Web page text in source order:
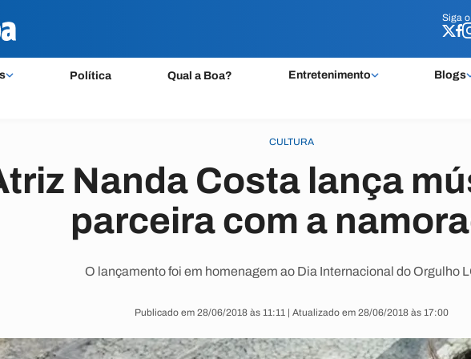
Siga o
Política Qual a Boa? Entretenimento Blogs
Siga o
CULTURA
Nanda Costa lança
parceira com a
O lançamento foi em homenagem ao Dia Internacional do Orgulho
Publicado em 28/06/2018 às 11:11 | Atualizado em 28/06/2018 às 17:00